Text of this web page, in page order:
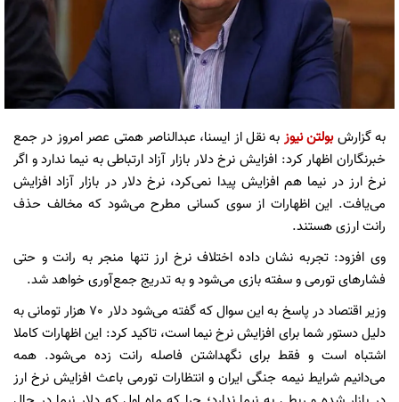
به گزارشبولتن نیوز به نقل از ایسنا، عبدالناصر همتی عصر امروز در جمع
خبرنگاران اظهار کرد: افزایش نرخ دلار بازار آزاد ارتباطی به نیما ندارد و اگر
نرخ ارز در نیما هم افزایش پیدا نمی‌کرد، نرخ دلار در بازار آزاد افزایش
می‌یافت. این اظهارات از سوی کسانی مطرح می‌شود که مخالف حذف
رانت ارزی هستند.
وی افزود: تجربه نشان داده اختلاف نرخ ارز تنها منجر به رانت و حتی
فشارهای تورمی و سفته بازی می‌شود و به تدریج جمع‌آوری خواهد شد.
وزیر اقتصاد در پاسخ به این سوال که گفته می‌شود دلار ٧٠ هزار تومانی به
دلیل دستور شما برای افزایش نرخ نیما است، تاکید کرد: این اظهارات کاملا
اشتباه است و فقط برای نگهداشتن فاصله رانت زده می‌شود. همه
می‌دانیم شرایط نیمه جنگی ایران و انتظارات تورمی باعث افزایش نرخ ارز